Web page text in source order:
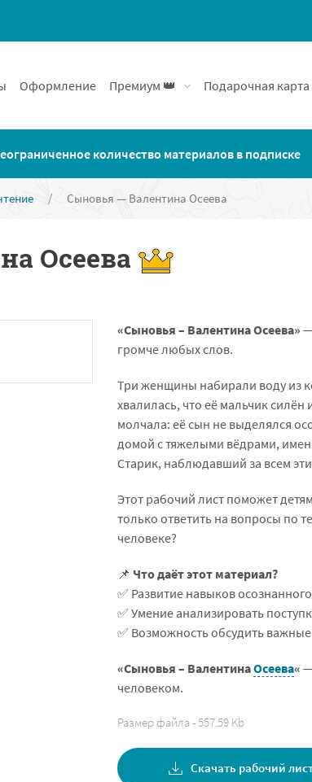
Оформление Премиум 👑 Подарочная карта
количество материалов в подписке
/ Сыновья — Валентина Осеева
Осеева
«Сыновья – Валентина Осеева»
громче любых слов.
Три женщины набирали воду из
хвалилась, что её мальчик
молчала: её сын не выделялся
домой с тяжелыми вёдрами,
Старик, наблюдавший за всем
Этот рабочий лист поможет
только ответить на вопросы по
человеке?
📌 Что даёт этот материал?
✅ Развитие навыков
✅ Умение анализировать
✅ Возможность обсудить
«Сыновья – ВалентинаОсеева«
человеком.
Размер файла - 557.59 Kb
Скачать рабочий